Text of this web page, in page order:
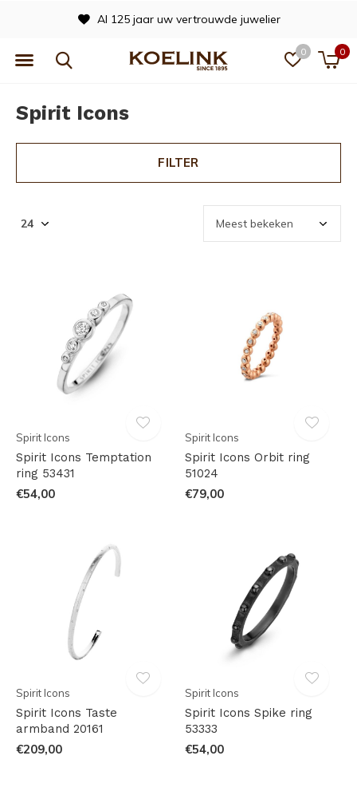
0 0
Al 125 jaar uw vertrouwde juwelier
Spirit Icons
FILTER
Spirit Icons
Spirit Icons Temptation
ring 53431
€54,00
Spirit Icons
Spirit Icons Orbit ring
51024
€79,00
Spirit Icons
Spirit Icons Taste
armband 20161
€209,00
Spirit Icons
Spirit Icons Spike ring
53333
€54,00